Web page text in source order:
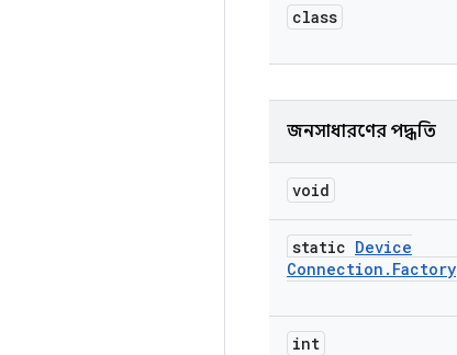
class
জনসাধারণের পদ্ধতি
void
static Device
Connection . Factory
int